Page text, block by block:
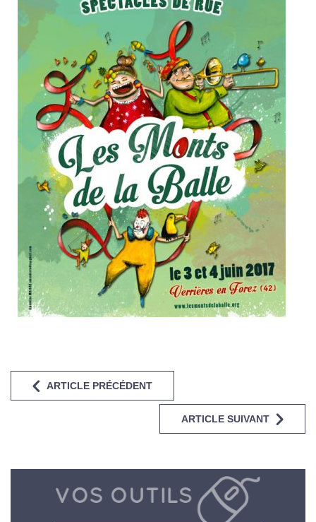
ARTICLE PRÉCÉDENT
ARTICLE SUIVANT